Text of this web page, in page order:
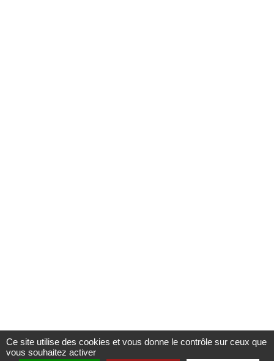
Ce site utilise des cookies et vous donne le contrôle sur ceux que
vous souhaitez activer